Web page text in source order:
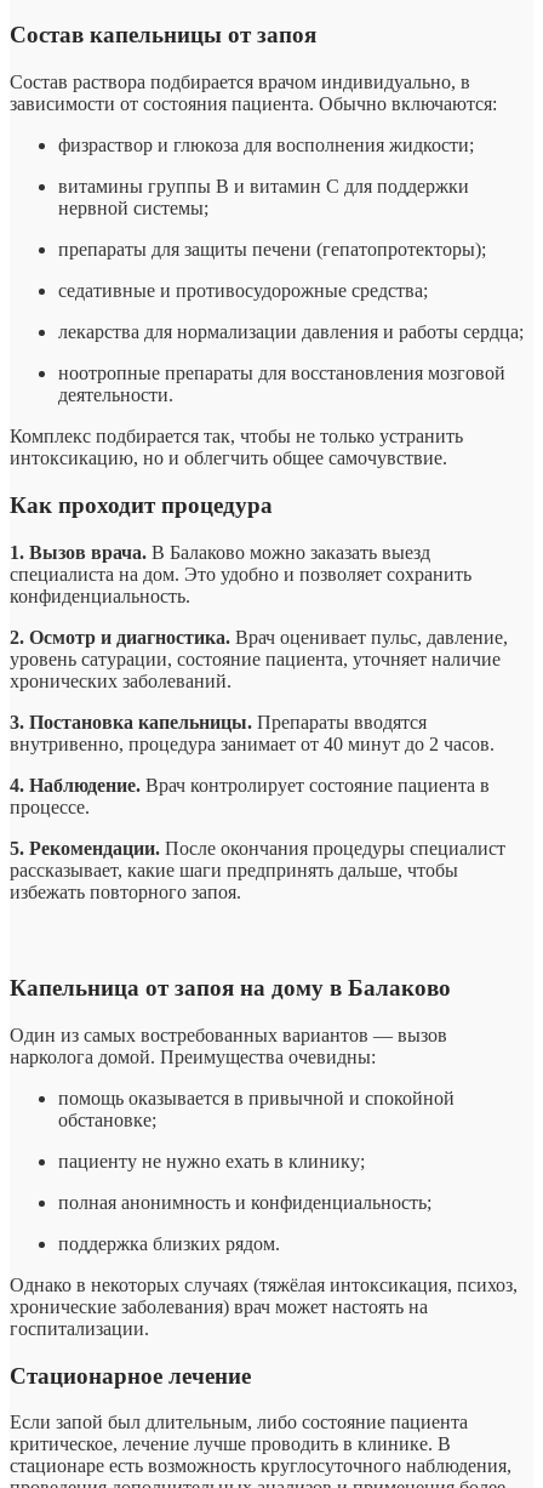
Состав капельницы от запоя
Состав раствора подбирается врачом индивидуально, в
зависимости от состояния пациента. Обычно включаются:
физраствор и глюкоза для восполнения жидкости;
витамины группы B и витамин C для поддержки
нервной системы;
препараты для защиты печени (гепатопротекторы);
седативные и противосудорожные средства;
лекарства для нормализации давления и работы сердца;
ноотропные препараты для восстановления мозговой
деятельности.
Комплекс подбирается так, чтобы не только устранить
интоксикацию, но и облегчить общее самочувствие.
Как проходит процедура
1. Вызов врача. В Балаково можно заказать выезд
специалиста на дом. Это удобно и позволяет сохранить
конфиденциальность.
2. Осмотр и диагностика. Врач оценивает пульс, давление,
уровень сатурации, состояние пациента, уточняет наличие
хронических заболеваний.
3. Постановка капельницы. Препараты вводятся
внутривенно, процедура занимает от 40 минут до 2 часов.
4. Наблюдение. Врач контролирует состояние пациента в
процессе.
5. Рекомендации. После окончания процедуры специалист
рассказывает, какие шаги предпринять дальше, чтобы
избежать повторного запоя.
Капельница от запоя на дому в Балаково
Один из самых востребованных вариантов — вызов
нарколога домой. Преимущества очевидны:
помощь оказывается в привычной и спокойной
обстановке;
пациенту не нужно ехать в клинику;
полная анонимность и конфиденциальность;
поддержка близких рядом.
Однако в некоторых случаях (тяжёлая интоксикация, психоз,
хронические заболевания) врач может настоять на
госпитализации.
Стационарное лечение
Если запой был длительным, либо состояние пациента
критическое, лечение лучше проводить в клинике. В
стационаре есть возможность круглосуточного наблюдения,